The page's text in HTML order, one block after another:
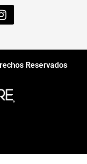
Reservados